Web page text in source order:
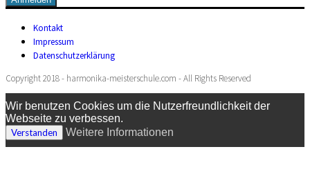
Kontakt
Impressum
Datenschutzerklärung
Copyright 2018 - harmonika-meisterschule.com - All Rights Reserved
Wir benutzen Cookies um die Nutzerfreundlichkeit der
Webseite zu verbessen.
Verstanden Weitere Informationen